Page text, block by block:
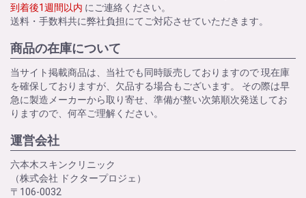
到着後1週間以内 にご連絡ください。
送料・手数料共に弊社負担にてご対応させていただきます。
商品の在庫について
当サイト掲載商品は、当社でも同時販売しておりますので 現在庫
を確保しておりますが、欠品する場合もございます。 その際は早
急に製造メーカーから取り寄せ、準備が整い次第順次発送してお
りますので、何卒ご理解ください。
運営会社
六本木スキンクリニック
（株式会社 ドクタープロジェ）
〒106-0032